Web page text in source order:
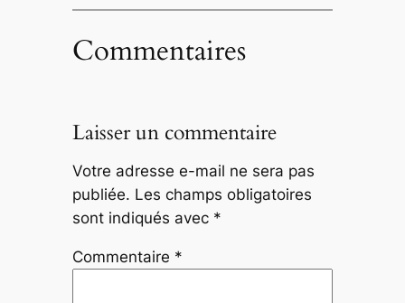
Commentaires
Laisser un commentaire
Votre adresse e-mail ne sera pas
publiée. Les champs obligatoires
sont indiqués avec *
Commentaire *